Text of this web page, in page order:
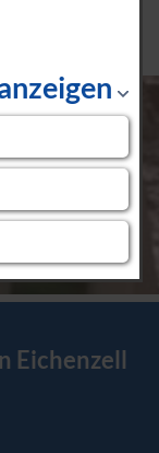
Eichenzell